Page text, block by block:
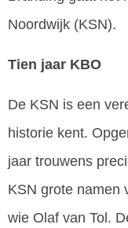
Noordwijk (KSN).
Tien jaar KBO
De KSN is een
historie kent.
jaar trouwens
KSN grote namen
wie Olaf van Tol.